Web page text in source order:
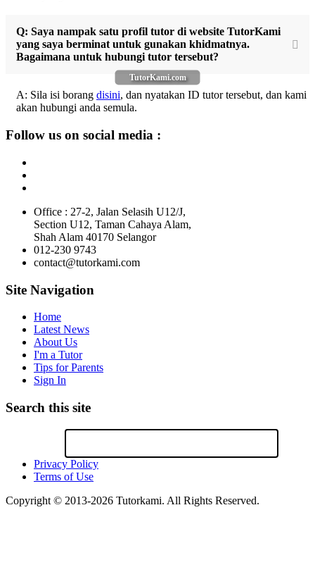
TutorKami.com
Q: Saya nampak satu profil tutor di website TutorKami
yang saya berminat untuk gunakan khidmatnya.
Bagaimana untuk hubungi tutor tersebut?
A: Sila isi borang disini, dan nyatakan ID tutor tersebut, dan kami
akan hubungi anda semula.
Follow us on social media :
Office : 27-2, Jalan Selasih U12/J,
Section U12, Taman Cahaya Alam,
Shah Alam 40170 Selangor
012-230 9743
contact@tutorkami.com
Site Navigation
Home
Latest News
About Us
I'm a Tutor
Tips for Parents
Sign In
Search this site
Privacy Policy
Terms of Use
Copyright © 2013-2026 Tutorkami. All Rights Reserved.